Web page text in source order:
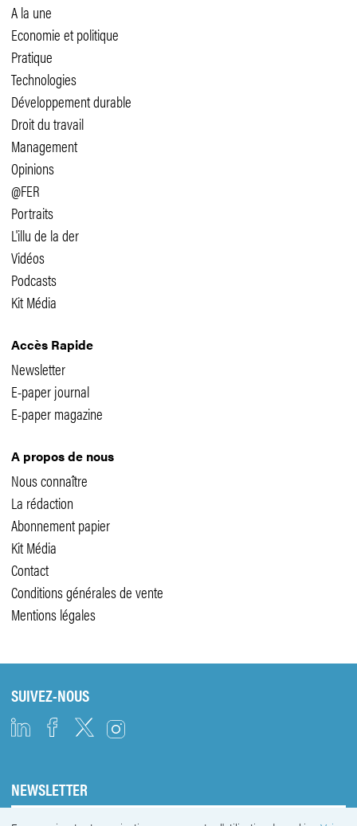
A la une
Economie et politique
Pratique
Technologies
Développement durable
Droit du travail
Management
Opinions
@FER
Portraits
L'illu de la der
Vidéos
Podcasts
Kit Média
Accès Rapide
Newsletter
E-paper journal
E-paper magazine
A propos de nous
Nous connaître
La rédaction
Abonnement papier
Kit Média
Contact
Conditions générales de vente
Mentions légales
SUIVEZ-NOUS
NEWSLETTER